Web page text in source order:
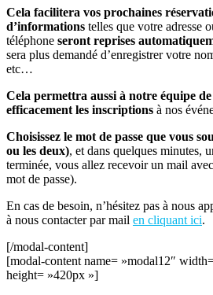
Cela facilitera vos prochaines
d’informations telles que votre adresse
téléphone seront reprises
sera plus demandé d’enregistrer votre
etc…
Cela permettra aussi à notre équipe
efficacement les inscriptions à nos
Choisissez le mot de passe que vous
ou les deux), et dans quelques minutes,
terminée, vous allez recevoir un mail
mot de passe).
En cas de besoin, n’hésitez pas à nous
à nous contacter par mail en cliquant ici.
[/modal-content]
[modal-content name= »modal12″
height= »420px »]